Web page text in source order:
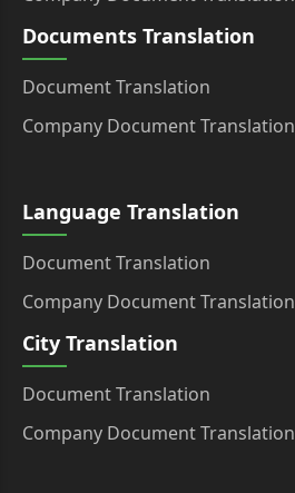
Documents Translation
Document Translation
Company Document Translation
Language Translation
Document Translation
Company Document Translation
City Translation
Document Translation
Company Document Translation